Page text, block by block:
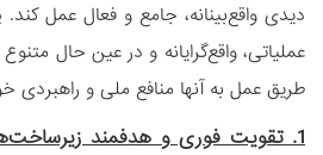
دیدی واقع‌بینانه، جامع و فعال عمل
عملیاتی، واقع‌گرایانه و در عین حال
طریق عمل به آنها منافع ملی و راهبردی
1. تقویت فوری و هدفمند